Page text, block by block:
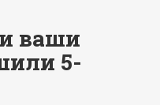
ваши
5-